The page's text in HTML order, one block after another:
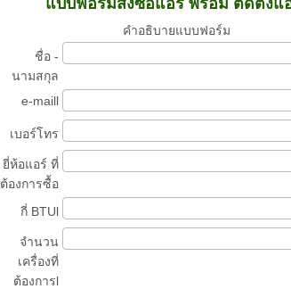
คำอธิบายแบบฟอร์ม
ชื่อ -
นามสกุล
e-maill
เบอร์โทร
ยี่ห้อแอร์ ที่
ต้องการซื้อ
กี่ BTUl
จำนวน
เครื่องที่
ต้องการl